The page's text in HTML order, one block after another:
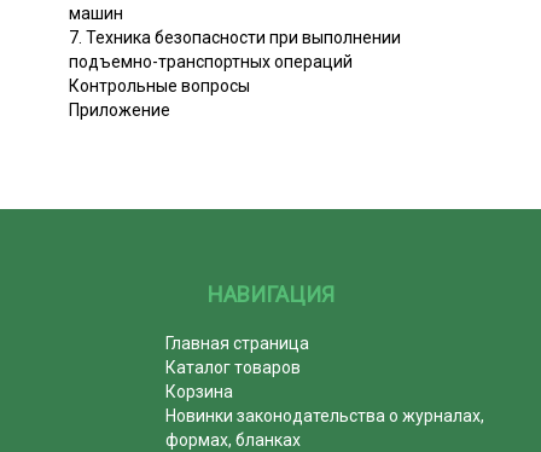
машин
7. Техника безопасности при выполнении
подъемно-транспортных операций
Контрольные вопросы
Приложение
НАВИГАЦИЯ
Главная страница
Каталог товаров
Корзина
Новинки законодательства о журналах,
формах, бланках